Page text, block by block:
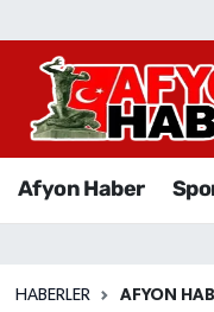
Afyon Haber
HABERLER AFYON
Afyon Haber